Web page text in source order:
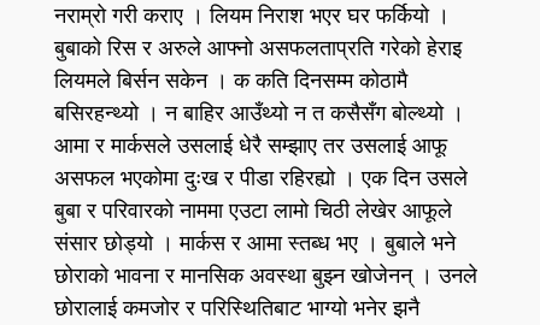
नराम्रो गरी कराए । लियम निराश भएर घर फर्कियो ।
बुबाको रिस र अरुले आफ्नो असफलताप्रति गरेको हेराइ
लियमले बिर्सन सकेन । क कति दिनसम्म कोठामै
बसिरहन्थ्यो । न बाहिर आउँथ्यो न त कसैसँग बोल्थ्यो ।
आमा र मार्कसले उसलाई धेरै सम्झाए तर उसलाई आफू
असफल भएकोमा दुःख र पीडा रहिरह्यो । एक दिन उसले
बुबा र परिवारको नाममा एउटा लामो चिठी लेखेर आफूले
संसार छोड्यो । मार्कस र आमा स्तब्ध भए । बुबाले भने
छोराको भावना र मानसिक अवस्था बुझ्न खोजेनन्‌ । उनले
छोरालाई कमजोर र परिस्थितिबाट भाग्यो भनेर झनै